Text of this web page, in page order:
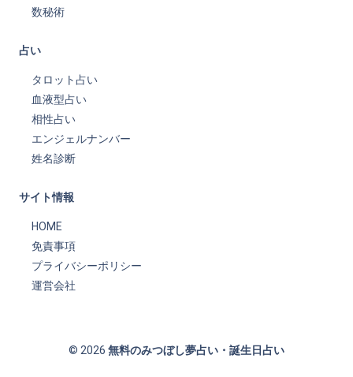
数秘術
占い
タロット占い
血液型占い
相性占い
エンジェルナンバー
姓名診断
サイト情報
HOME
免責事項
プライバシーポリシー
運営会社
© 2026 無料のみつぼし夢占い・誕生日占い